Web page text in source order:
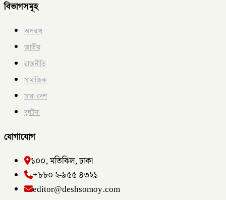
বিভাগসমূহ
অপরাধ
জাতীয়
রাজনীতি
সামাজিক
সারা দেশ
দুর্ঘটনা
যোগাযোগ
১০০, মতিঝিল, ঢাকা
+৮৮০ ২-৯৫৫ ৪৩২১
editor@deshsomoy.com